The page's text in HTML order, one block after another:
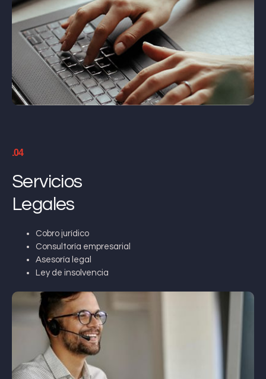
.04
Servicios
Legales
Cobro jurídico
Consultoría empresarial
Asesoría legal
Ley de insolvencia